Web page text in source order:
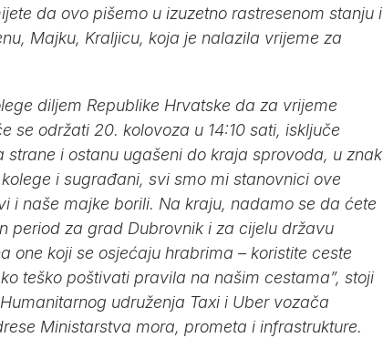
da ovo pišemo u izuzetno rastresenom stanju i
Majku, Kraljicu, koja je nalazila vrijeme za
diljem Republike Hrvatske da za vrijeme
se održati 20. kolovoza u 14:10 sati, isključe
i ostanu ugašeni do kraja sprovoda, u znak
i sugrađani, svi smo mi stanovnici ove
i naše majke borili. Na kraju, nadamo se da ćete
period za grad Dubrovnik i za cijelu državu
one koji se osjećaju hrabrima – koristite ceste
teško poštivati pravila na našim cestama”, stoji
udruženja Taxi i Uber vozača
Ministarstva mora, prometa i infrastrukture.